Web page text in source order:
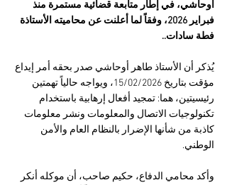
أوحاشي، في إطار متابعة قضائية مستمرة منذ
فبراير 2026، وفقاً لما أعلنت عن محاميته الأستاذة
فطة سادات..
يُذكر أن الأستاذ طاهر أوحاشي صدر بحقه أمر إيداع
مؤقت بتاريخ 15/02/2026، ويواجه حالياً تهمتين
رئيسيتين، هما: تمجيد أفعال إرهابية باستخدام
تكنولوجيات الاتصال والمعلومات ونشر معلومات
كاذبة من شأنها الإضرار بالنظام العام والأمن
الوطني.
وأكد محامي الدفاع، حكيم صاحب، أن موكله أنكر